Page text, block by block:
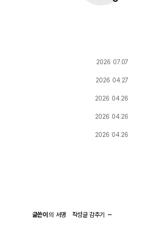
2026 07.07
2026 04.27
2026 04.26
2026 04.26
2026 04.26
글쓴이 의 서명 작성글감추기